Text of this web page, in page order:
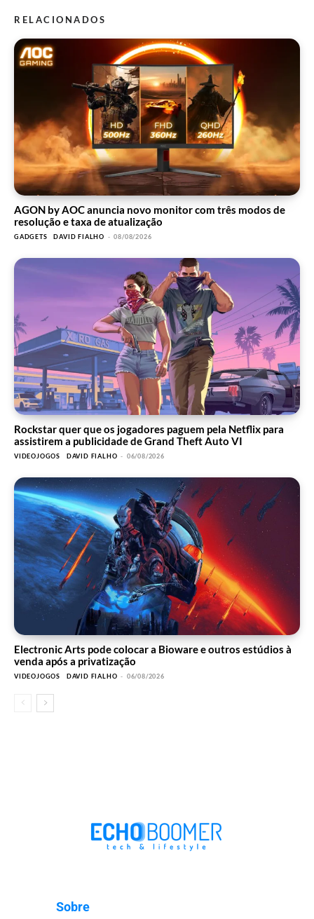
RELACIONADOS
AGON by AOC anuncia novo monitor com três modos de
resolução e taxa de atualização
GADGETS DAVID FIALHO - 08/08/2026
Rockstar quer que os jogadores paguem pela Netflix para
assistirem a publicidade de Grand Theft Auto VI
VIDEOJOGOS DAVID FIALHO - 06/08/2026
Electronic Arts pode colocar a Bioware e outros estúdios à
venda após a privatização
VIDEOJOGOS DAVID FIALHO - 06/08/2026
Sobre